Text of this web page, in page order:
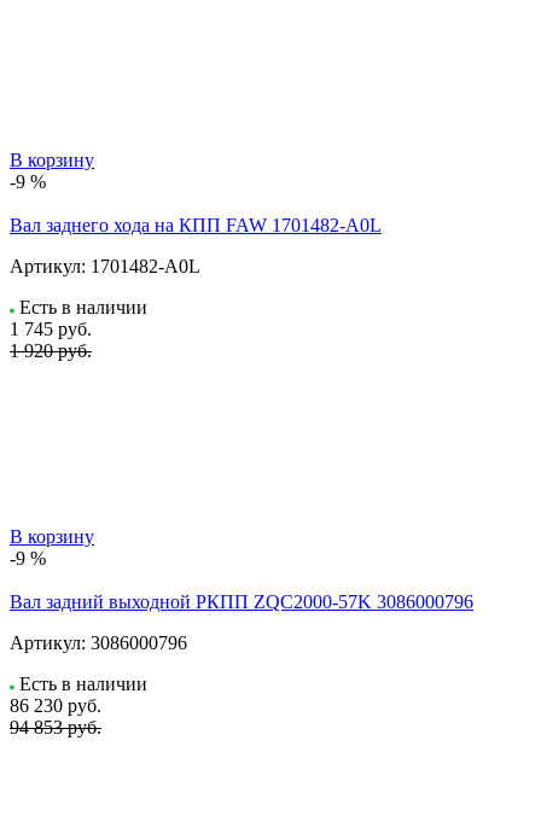
В корзину
-9 %
Вал заднего хода на КПП FAW 1701482-A0L
Артикул: 1701482-A0L
Есть в наличии
1 745 руб.
1 920 руб.
В корзину
-9 %
Вал задний выходной РКПП ZQC2000-57K 3086000796
Артикул: 3086000796
Есть в наличии
86 230 руб.
94 853 руб.